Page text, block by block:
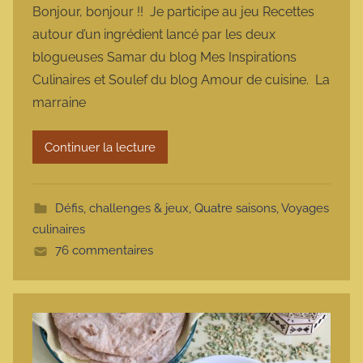
r
m
a
r
t
Bonjour, bonjour !! Je participe au jeu Recettes
autour d’un ingrédient lancé par les deux
blogueuses Samar du blog Mes Inspirations
Culinaires et Soulef du blog Amour de cuisine. La
marraine
Continuer la lecture
Défis, challenges & jeux, Quatre saisons,Voyages
culinaires
76 commentaires